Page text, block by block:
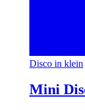
Disco in klein
Mini